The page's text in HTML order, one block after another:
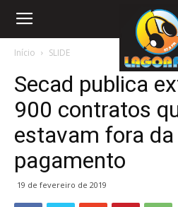
Início SLIDE
Secad publica
900 contratos
estavam fora
pagamento
19 de fevereiro de 2019